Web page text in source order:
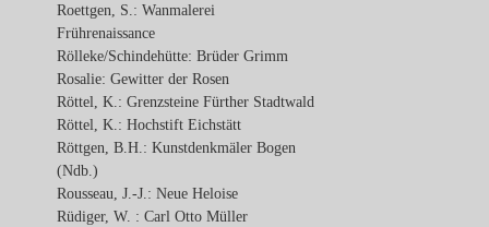
Roettgen, S.: Wanmalerei
Frührenaissance
Rölleke/Schindehütte: Brüder Grimm
Rosalie: Gewitter der Rosen
Röttel, K.: Grenzsteine Fürther Stadtwald
Röttel, K.: Hochstift Eichstätt
Röttgen, B.H.: Kunstdenkmäler Bogen
(Ndb.)
Rousseau, J.-J.: Neue Heloise
Rüdiger, W. : Carl Otto Müller